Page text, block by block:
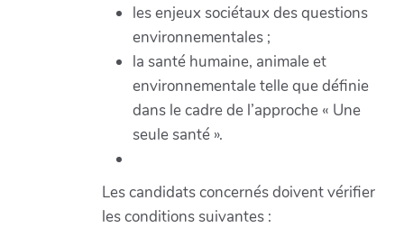
les enjeux sociétaux des questions
environnementales ;
la santé humaine, animale et
environnementale telle que définie
dans le cadre de l’approche « Une
seule santé ».
Les candidats concernés doivent vérifier
les conditions suivantes :